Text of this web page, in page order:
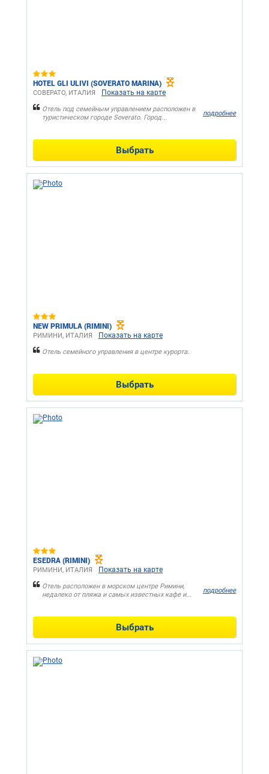
HOTEL GLI ULIVI (SOVERATO MARINA)
СОВЕРАТО, ИТАЛИЯ Показать на карте
Отель под семейным управлением расположен в
туристическом городе Soverato. Город...
подробнее
Выбрать
NEW PRIMULA (RIMINI)
РИМИНИ, ИТАЛИЯ Показать на карте
Отель семейного управления в центре курорта.
Выбрать
ESEDRA (RIMINI)
РИМИНИ, ИТАЛИЯ Показать на карте
Отель расположен в морском центре Римини,
недалеко от пляжа и самых известных кафе и...
подробнее
Выбрать